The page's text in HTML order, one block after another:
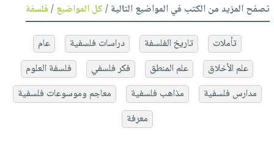
تصفح المزيد من الكتب في المواضيع التالية /كل المواضيع/فلسفة
تأملات تاريخ الفلسفة دراسات فلسفية
عام
علم الأخلاق
علم المنطق فكر فلسفي
فلسفة العلوم
مدارس فلسفية
مذاهب فلسفية
معاجم وموسوعات فلسفية
معرفة